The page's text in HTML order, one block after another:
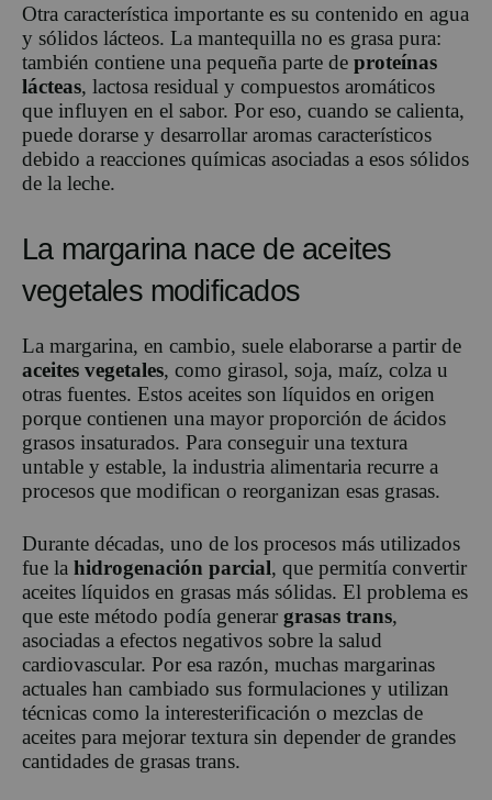
Otra característica importante es su contenido en agua
y sólidos lácteos. La mantequilla no es grasa pura:
también contiene una pequeña parte de proteínas
lácteas, lactosa residual y compuestos aromáticos
que influyen en el sabor. Por eso, cuando se calienta,
puede dorarse y desarrollar aromas característicos
debido a reacciones químicas asociadas a esos sólidos
de la leche.
La margarina nace de aceites
vegetales modificados
La margarina, en cambio, suele elaborarse a partir de
aceites vegetales, como girasol, soja, maíz, colza u
otras fuentes. Estos aceites son líquidos en origen
porque contienen una mayor proporción de ácidos
grasos insaturados. Para conseguir una textura
untable y estable, la industria alimentaria recurre a
procesos que modifican o reorganizan esas grasas.
Durante décadas, uno de los procesos más utilizados
fue la hidrogenación parcial, que permitía convertir
aceites líquidos en grasas más sólidas. El problema es
que este método podía generar grasas trans,
asociadas a efectos negativos sobre la salud
cardiovascular. Por esa razón, muchas margarinas
actuales han cambiado sus formulaciones y utilizan
técnicas como la interesterificación o mezclas de
aceites para mejorar textura sin depender de grandes
cantidades de grasas trans.